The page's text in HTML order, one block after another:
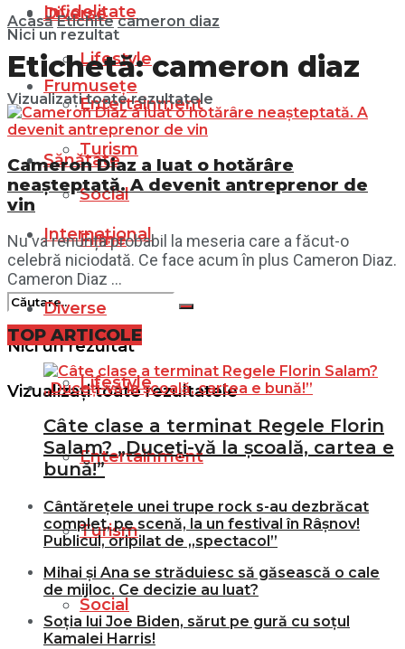
Diverse
Lifestyle
Entertainment
Turism
Social
Filme
Nici un rezultat
Vizualizați toate rezultatele
Infidelitate
Frumusețe
Sănătate
Internațional
Diverse
Lifestyle
Entertainment
Turism
Social
Nici un rezultat
Vizualizați toate rezultatele
Acasă Etichite cameron diaz
Etichetă:cameron diaz
Cameron Diaz a luat o hotărâre
neașteptată. A devenit antreprenor de
vin
Nu va renunța probabil la meseria care a făcut-o
celebră niciodată. Ce face acum în plus Cameron Diaz.
Cameron Diaz ...
TOP ARTICOLE
Câte clase a terminat Regele Florin
Salam? „Duceți-vă la școală, cartea e
bună!”
Cântărețele unei trupe rock s-au dezbrăcat
complet, pe scenă, la un festival în Râșnov!
Publicul, oripilat de „spectacol”
Mihai și Ana se străduiesc să găsească o cale
de mijloc. Ce decizie au luat?
Soția lui Joe Biden, sărut pe gură cu soțul
Kamalei Harris!